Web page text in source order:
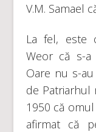
V.M. Samael
La fel, este
Weor că s-a
Oare nu s-
de Patriarhul
1950 că omul
afirmat că